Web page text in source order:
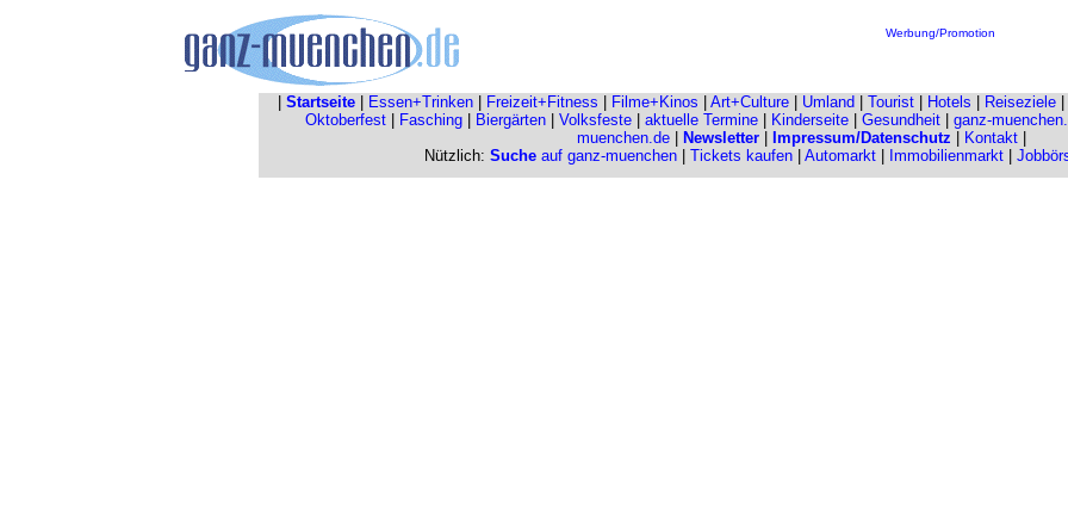
Werbung/Promotion
Startseite| Essen+Trinken| Freizeit+Fitness Filme+Kinos Art+Culture| Umland Tourist| Hotels Reiseziele|
Oktoberfest| Fasching| Biergärten| Volksfeste| aktuelle Termine| Kinderseite| Gesundheit| ganz-
muenchen.de| Newsletter| Impressum/Datenschutz Kontakt
Nützlich: Sucheauf ganz-muenchen| Tickets kaufen Automarkt Immobilienmarkt|